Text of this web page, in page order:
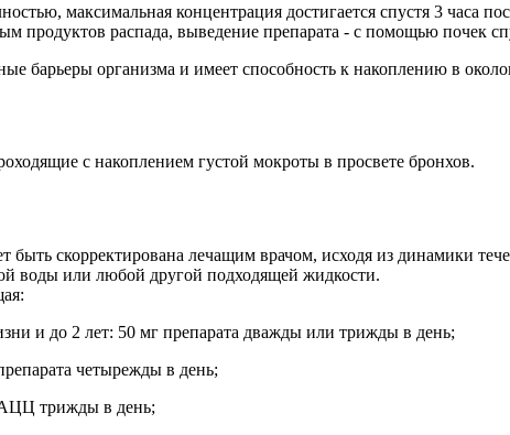
максимальная концентрация достигается спустя 3 часа
продуктов распада, выведение препарата - с помощью почек
барьеры организма и имеет способность к накоплению в
с накоплением густой мокроты в просвете бронхов.
скорректирована лечащим врачом, исходя из динамики
воды или любой другой подходящей жидкости.
и до 2 лет: 50 мг препарата дважды или трижды в день;
четырежды в день;
АЦЦ трижды в день;